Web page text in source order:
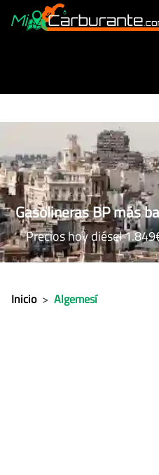
ABIERTAS 24H
ÚLTIMAS MATRÍCULAS
FAVORITAS
Gasolineras BP más
Precios hoy diésel
Inicio > Algemesí